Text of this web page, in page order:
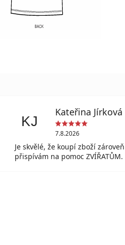
KJ
Kateřina Jírková
7.8.2026
Je skvělé, že koupí zboží zároveň
přispívám na pomoc ZVÍŘATŮM.